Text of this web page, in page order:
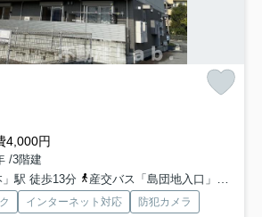
4,000円
/3階建
駅 徒歩13分
産交バス「島団地入口」バス停下車 徒歩2分
インターネット対応
防犯カメラ